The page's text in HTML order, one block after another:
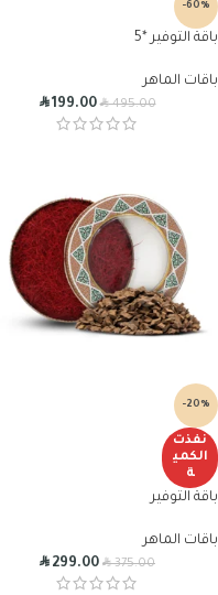
-60%
باقة التوفير *5
باقات الماهر
R495.00
R199.00
-20%
نفذت
الكمي
ة
باقة التوفير
باقات الماهر
R375.00
R299.00